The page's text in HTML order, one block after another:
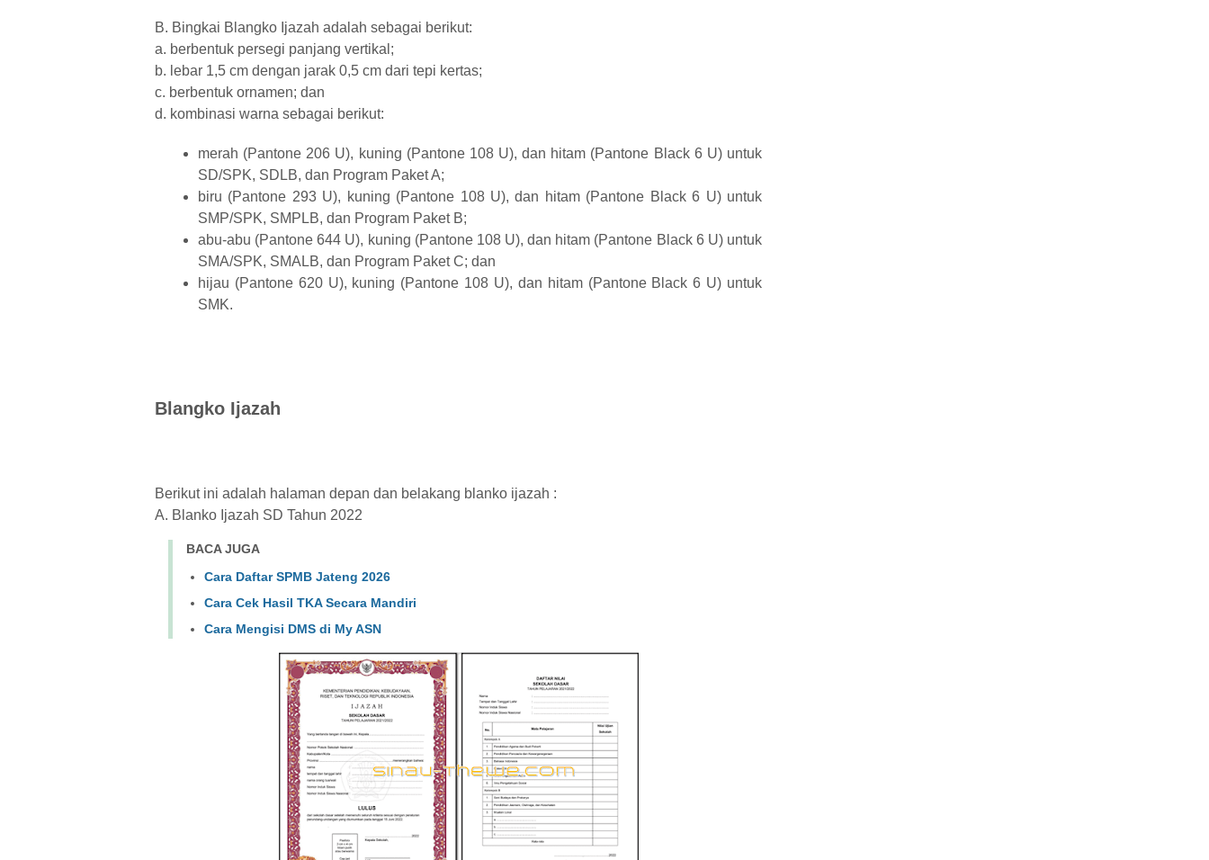
B. Bingkai Blangko Ijazah adalah sebagai berikut:
a. berbentuk persegi panjang vertikal;
b. lebar 1,5 cm dengan jarak 0,5 cm dari tepi kertas;
c. berbentuk ornamen; dan
d. kombinasi warna sebagai berikut:
merah (Pantone 206 U), kuning (Pantone 108 U), dan hitam (Pantone Black 6 U) untuk
SD/SPK, SDLB, dan Program Paket A;
biru (Pantone 293 U), kuning (Pantone 108 U), dan hitam (Pantone Black 6 U) untuk
SMP/SPK, SMPLB, dan Program Paket B;
abu-abu (Pantone 644 U), kuning (Pantone 108 U), dan hitam (Pantone Black 6 U) untuk
SMA/SPK, SMALB, dan Program Paket C; dan
hijau (Pantone 620 U), kuning (Pantone 108 U), dan hitam (Pantone Black 6 U) untuk
SMK.
Blangko Ijazah
Berikut ini adalah halaman depan dan belakang blanko ijazah :
A. Blanko Ijazah SD Tahun 2022
BACA JUGA
Cara Daftar SPMB Jateng 2026
Cara Cek Hasil TKA Secara Mandiri
Cara Mengisi DMS di My ASN